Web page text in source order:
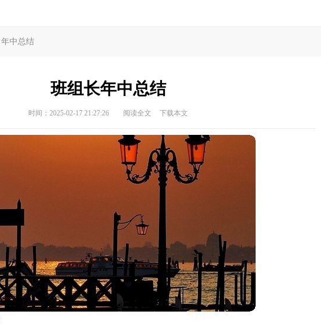
年中总结
班组长年中总结
时间：2025-02-17 21:27:26 阅读全文 下载本文